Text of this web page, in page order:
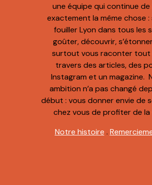
une équipe qui continue de
exactement la même chose
fouiller Lyon dans tous les
goûter, découvrir,
surtout vous raconter tout
travers des articles, des
Instagram et un magazine.
ambition n’a pas changé
début : vous donner envie de
chez vous de profiter de la
Notre histoire .